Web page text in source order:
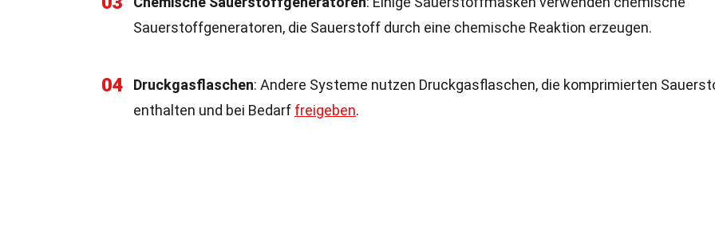
Sauerstoffgeneratoren, die Sauerstoff durch eine chemische Reaktion erzeugen.
04 Druckgasflaschen: Andere Systeme nutzen Druckgasflaschen, die komprimierten
enthalten und bei Bedarf freigeben.